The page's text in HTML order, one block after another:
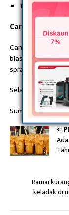
1/3 Cecair
Cara Membuat:
Campurkan
biasa kena onar
spray untuk
Selamat
Sumber: Roslina
Ramai
keladak di